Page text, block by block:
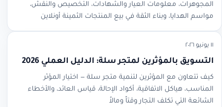
المجوهرات، معلومات العيار والشهادات، التخصيص والنقش،
مواسم الهدايا، وبناء الثقة في بيع المنتجات الثمينة أونلاين
١١ يونيو ٢٠٢٦
التسويق بالمؤثرين لمتجر سلة: الدليل العملي 2026
كيف تتعاون مع المؤثرين لتنمية متجر سلة — اختيار المؤثر
المناسب، هياكل الاتفاقية، أكواد الإحالة، قياس العائد، والأخطاء
الشائعة التي تكلف التجار وقتاً ومالاً